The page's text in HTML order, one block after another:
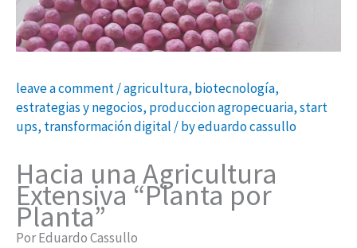
leave a comment/agricultura, biotecnología,
estrategias y negocios, produccion agropecuaria,start
ups, transformación digital/ byeduardo cassullo
Hacia una Agricultura
Extensiva “Planta por
Planta”
Por Eduardo Cassullo